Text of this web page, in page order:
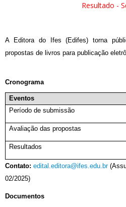
Resultado -
A Editora do Ifes (Edifes) torna
propostas de livros para publicação
Cronograma
Eventos
Período de submissão
Avaliação das propostas
Resultados
Contato: edital.editora@ifes.edu.br
02/2025)
Documentos